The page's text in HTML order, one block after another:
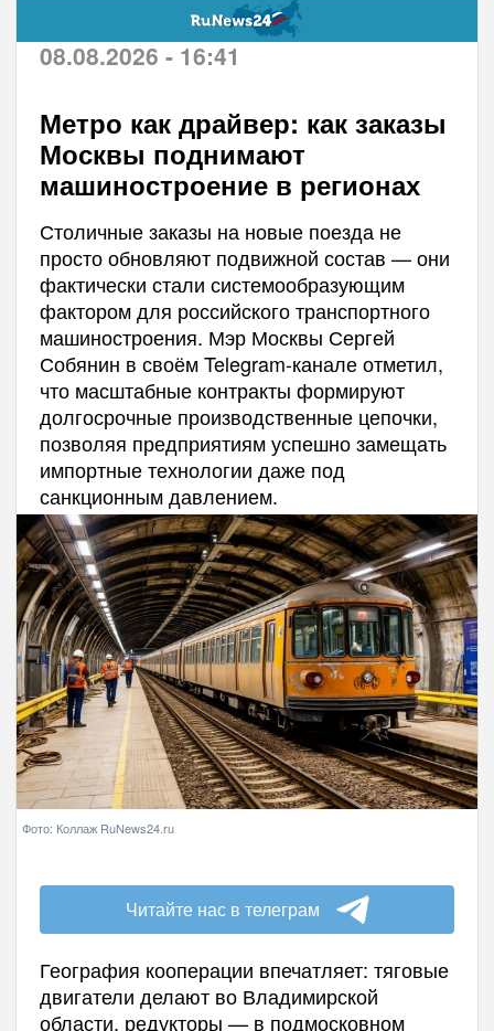
08.08.2026 - 16:41
Метро как драйвер: как заказы
Москвы поднимают
машиностроение в регионах
Столичные заказы на новые поезда не
просто обновляют подвижной состав — они
фактически стали системообразующим
фактором для российского транспортного
машиностроения. Мэр Москвы Сергей
Собянин в своём Telegram-канале отметил,
что масштабные контракты формируют
долгосрочные производственные цепочки,
позволяя предприятиям успешно замещать
импортные технологии даже под
санкционным давлением.
Фото: Коллаж RuNews24.ru
Читайте нас в телеграм
География кооперации впечатляет: тяговые
двигатели делают во Владимирской
области, редукторы — в подмосковном